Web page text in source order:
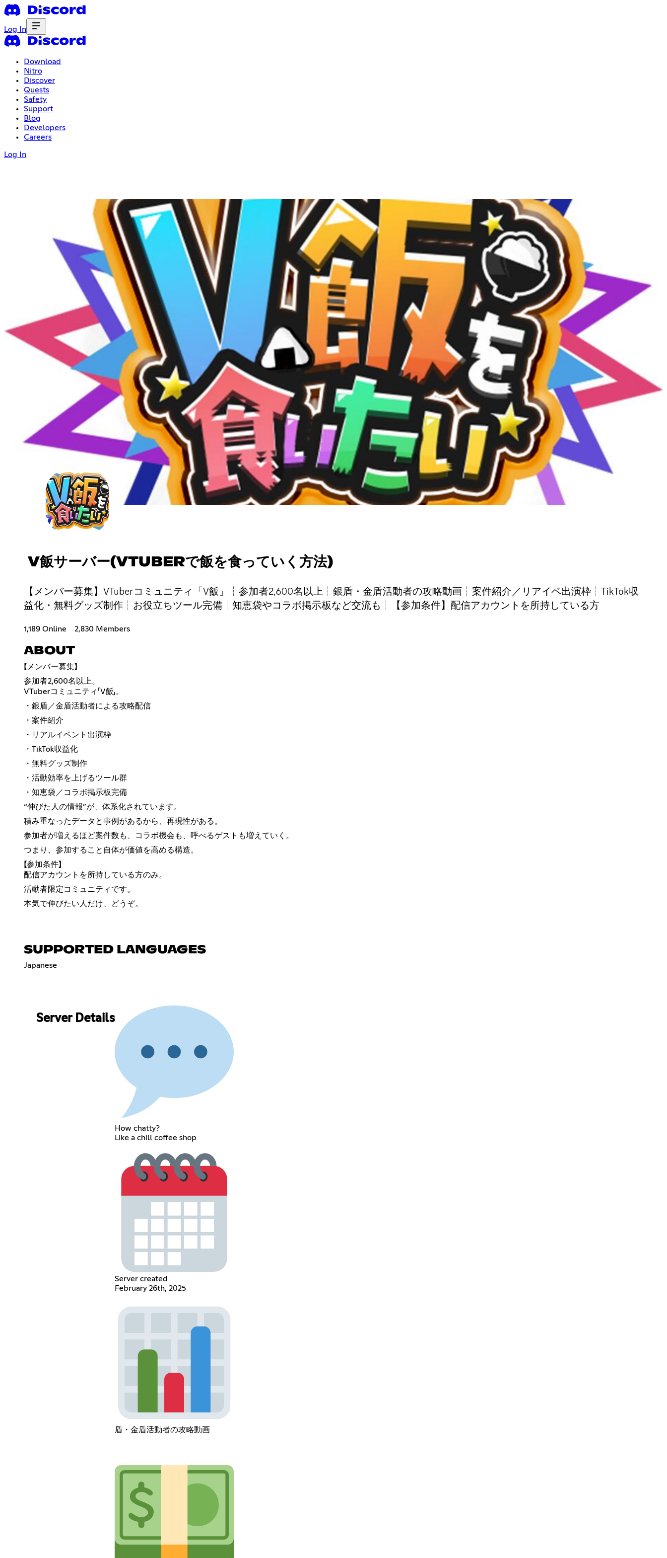
Log In
Download
Nitro
Discover
Quests
Safety
Support
Blog
Developers
Careers
Log In
V飯サーバー(VTUBERで飯を食っていく方法)
【メンバー募集】VTuberコミュニティ「V飯」┆参加者2,600名以上┆銀盾・金盾活動者の攻略動画┆案件紹介／リアイベ出演枠┆TikTok収
益化・無料グッズ制作┆お役立ちツール完備┆知恵袋やコラボ掲示板など交流も┆【参加条件】配信アカウントを所持している方
1,189 Online 2,830 Members
ABOUT
【メンバー募集】
参加者2,600名以上。
VTuberコミュニティ「V飯」。
・銀盾／金盾活動者による攻略配信
・案件紹介
・リアルイベント出演枠
・TikTok収益化
・無料グッズ制作
・活動効率を上げるツール群
・知恵袋／コラボ掲示板完備
“伸びた人の情報”が、体系化されています。
積み重なったデータと事例があるから、再現性がある。
参加者が増えるほど案件数も、コラボ機会も、呼べるゲストも増えていく。
つまり、参加すること自体が価値を高める構造。
【参加条件】
配信アカウントを所持している方のみ。
活動者限定コミュニティです。
本気で伸びたい人だけ、どうぞ。
SUPPORTED LANGUAGES
Japanese
Server Details
How chatty?
Like a chill coffee shop
Server created
February 26th, 2025
盾・金盾活動者の攻略動画